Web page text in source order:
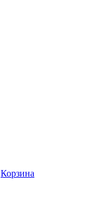
Корзина